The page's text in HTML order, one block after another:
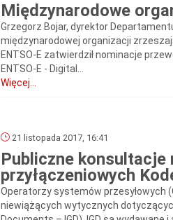
Międzynarodowe
Grzegorz Bojar, dyrektor
międzynarodowej organizacji
ENTSO-E zatwierdził nominacje
ENTSO-E - Digital...
Więcej...
21 listopada 2017, 16:41
Publiczne konsultacje
przyłączeniowych
Operatorzy systemów przesyłowych
niewiążących wytycznych